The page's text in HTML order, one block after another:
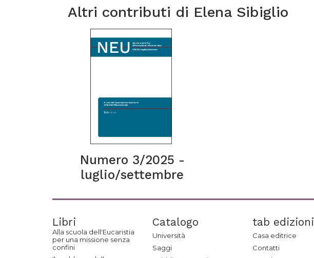
Altri contributi di Elena Sibiglio
Numero 3/2025 -
luglio/settembre
Libri
Alla scuola dell'Eucaristia
per una missione senza
confini
Catalogo
Università
Saggi
tab edizioni
Casa editrice
Contatti